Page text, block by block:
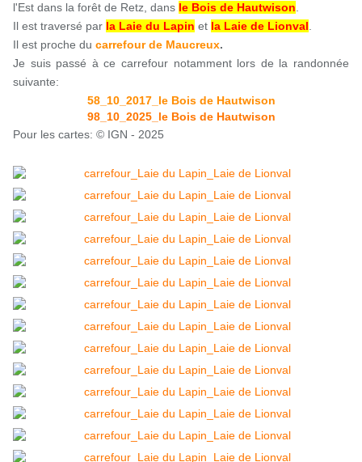
l'Est dans la forêt de Retz, dans le Bois de Hautwison
Il est traversé par la Laie du Lapin et la Laie de Lionval
Il est proche du carrefour de Maucreux.
Je suis passé à ce carrefour notamment lors de la randonnée
suivante:
58_10_2017_le Bois de Hautwison
98_10_2025_le Bois de Hautwison
Pour les cartes: © IGN - 2025